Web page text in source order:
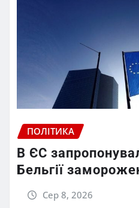
ПОЛІТИКА
В ЄС
Бельгії
Сер 8, 2026